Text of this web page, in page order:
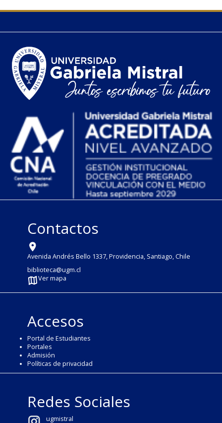
Contactos
Avenida Andrés Bello 1337, Providencia, Santiago, Chile
biblioteca@ugm.cl
Ver mapa
Accesos
Portal de Estudiantes
Portales
Admisión
Políticas de privacidad
Redes Sociales
ugmistral